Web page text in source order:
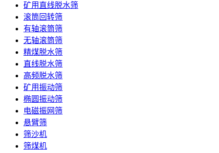
矿用直线脱水筛
滚筒回转筛
有轴滚筒筛
无轴滚筒筛
精煤脱水筛
直线脱水筛
高频脱水筛
矿用振动筛
椭圆振动筛
电磁振网筛
悬臂筛
筛沙机
筛煤机